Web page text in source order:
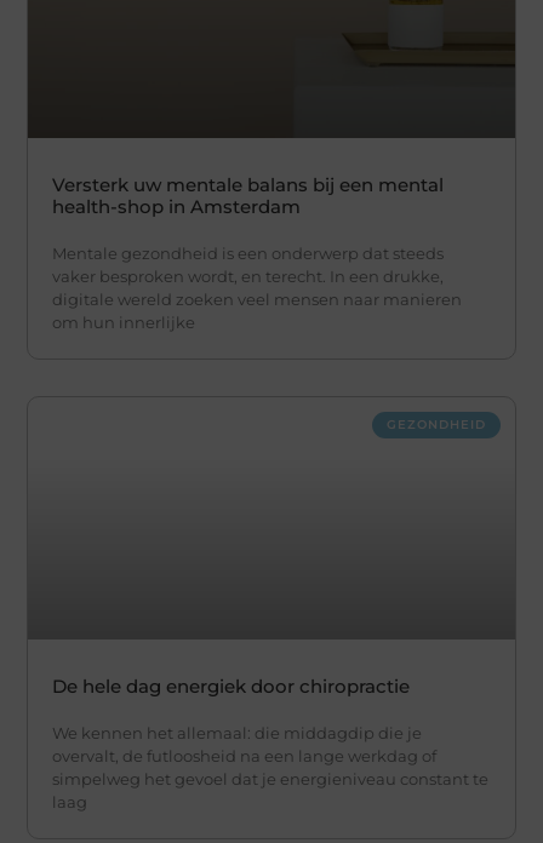
Versterk uw mentale balans bij een mental
health-shop in Amsterdam
Mentale gezondheid is een onderwerp dat steeds
vaker besproken wordt, en terecht. In een drukke,
digitale wereld zoeken veel mensen naar manieren
om hun innerlijke
GEZONDHEID
De hele dag energiek door chiropractie
We kennen het allemaal: die middagdip die je
overvalt, de futloosheid na een lange werkdag of
simpelweg het gevoel dat je energieniveau constant te
laag